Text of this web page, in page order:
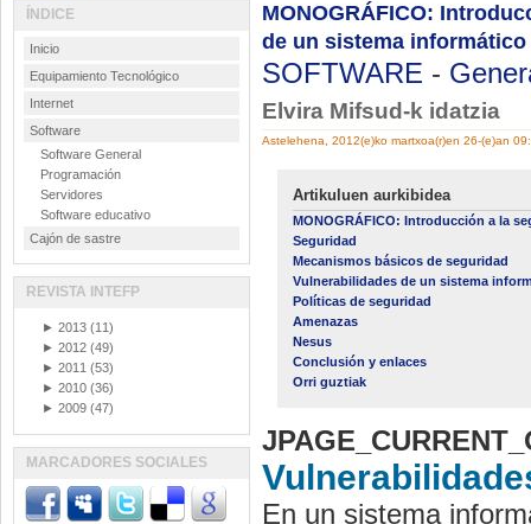
MONOGRÁFICO:
de un sistema informático
SOFTWARE -
Elvira Mifsud-k idatzia
Astelehena, 2012(e)ko martxoa(r)en 26-(e)an
Artikuluen aurkibidea
MONOGRÁFICO: Introducción a la
Seguridad
Mecanismos básicos de seguridad
Vulnerabilidades de un sistema
Políticas de seguridad
Amenazas
Nesus
Conclusión y enlaces
Orri guztiak
En un sistema
ÍNDICE
Inicio
Equipamiento Tecnológico
Internet
Software
Software General
Programación
Servidores
Software educativo
Cajón de sastre
REVISTA INTEFP
► 2013 (11)
► 2012 (49)
► 2011 (53)
► 2010 (36)
► 2009 (47)
MARCADORES SOCIALES